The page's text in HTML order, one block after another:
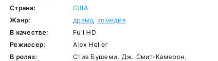
Страна:
США
Жанр:
драма, комедия
В качестве:
Full HD
Режиссер:
Alex Heller
В ролях:
Стив Бушеми, Дж. Смит-Камерон,